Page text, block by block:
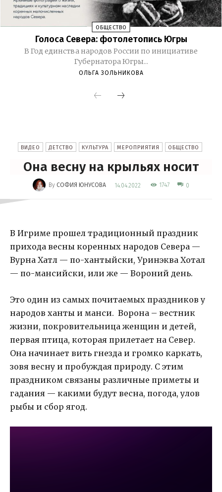
ОБЩЕСТВО
Голоса Севера: фотолетопись Югры
В Год единства народов России по инициативе
Губернатора Югры...
ОЛЬГА ЗОЛЬНИКОВА